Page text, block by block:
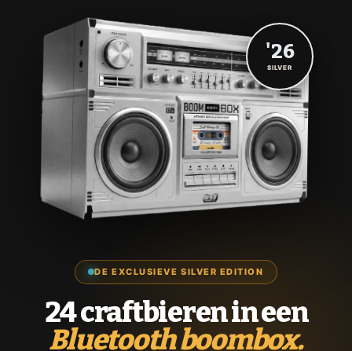
DE EXCLUSIEVE SILVER EDITION
24 craftbieren in een
Bluetooth boombox.
'26
SILVER